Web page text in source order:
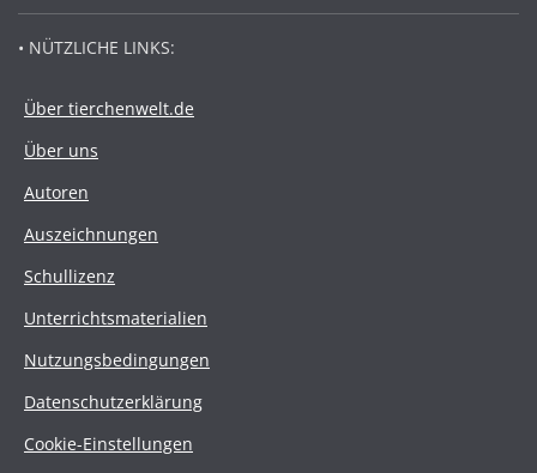
• NÜTZLICHE LINKS:
Über tierchenwelt.de
Über uns
Autoren
Auszeichnungen
Schullizenz
Unterrichtsmaterialien
Nutzungsbedingungen
Datenschutzerklärung
Cookie-Einstellungen